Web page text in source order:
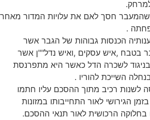
חסך לאם את עלויות המדור מאחר
.
הכנסות גבוהות של הגבר אשר
בטבח ,איש עסקים ,ואיש נדל""ן אשר
לשכרה הדל כאשר היא מתפרנסת
השייכת להוריו .
לשנות רכיב מתוך ההסכם עליו חתמו
הגירושי לאור התחייבותו במזונות
בחלוקה הרכושית לאור תנאי ההסכם.